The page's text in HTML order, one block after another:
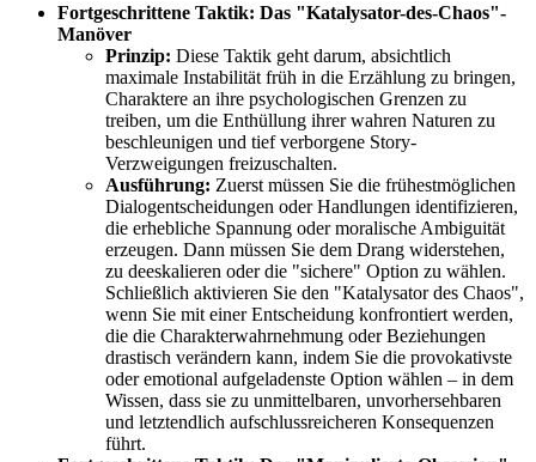
Fortgeschrittene Taktik: Das "Katalysator-des-Chaos"-
Manöver
Prinzip: Diese Taktik geht darum, absichtlich
maximale Instabilität früh in die Erzählung zu bringen,
Charaktere an ihre psychologischen Grenzen zu
treiben, um die Enthüllung ihrer wahren Naturen zu
beschleunigen und tief verborgene Story-
Verzweigungen freizuschalten.
Ausführung: Zuerst müssen Sie die frühestmöglichen
Dialogentscheidungen oder Handlungen identifizieren,
die erhebliche Spannung oder moralische Ambiguität
erzeugen. Dann müssen Sie dem Drang widerstehen,
zu deeskalieren oder die "sichere" Option zu wählen.
Schließlich aktivieren Sie den "Katalysator des Chaos",
wenn Sie mit einer Entscheidung konfrontiert werden,
die die Charakterwahrnehmung oder Beziehungen
drastisch verändern kann, indem Sie die provokativste
oder emotional aufgeladenste Option wählen – in dem
Wissen, dass sie zu unmittelbaren, unvorhersehbaren
und letztendlich aufschlussreicheren Konsequenzen
führt.